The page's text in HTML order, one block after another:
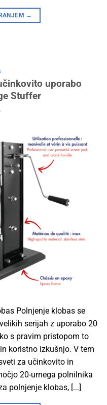
→
uporabo
Stuffer
Polnjenje klobas se
serijah z uporabo 20
s pravim pristopom to
koristno izkušnjo. V tem
za učinkovito in
20-urnega polnilnika
polnjenje klobas, [...]